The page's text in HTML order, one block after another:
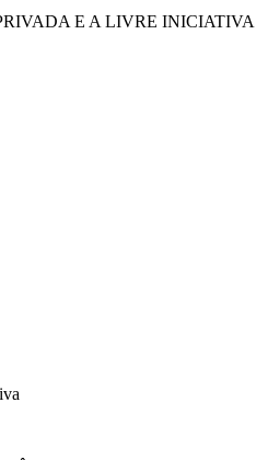
E A LIVRE INICIATIVA